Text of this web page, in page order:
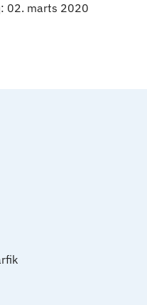
02. marts 2020